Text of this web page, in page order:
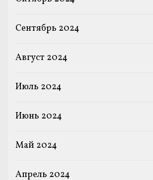
Сентябрь 2024
Август 2024
Июль 2024
Июнь 2024
Май 2024
Апрель 2024